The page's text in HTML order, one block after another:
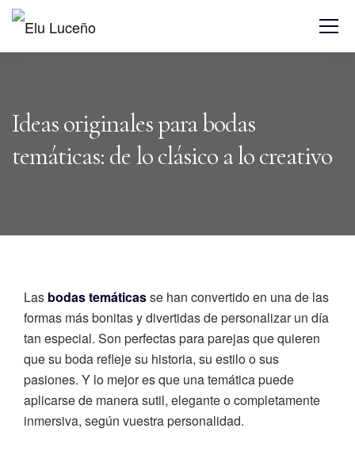
Ideas originales para bodas
temáticas: de lo clásico a lo creativo
Las bodas temáticasse han convertido en una de las
formas más bonitas y divertidas de personalizar un día
tan especial. Son perfectas para parejas que quieren
que su boda refleje su historia, su estilo o sus
pasiones. Y lo mejor es que una temática puede
aplicarse de manera sutil, elegante o completamente
inmersiva, según vuestra personalidad.